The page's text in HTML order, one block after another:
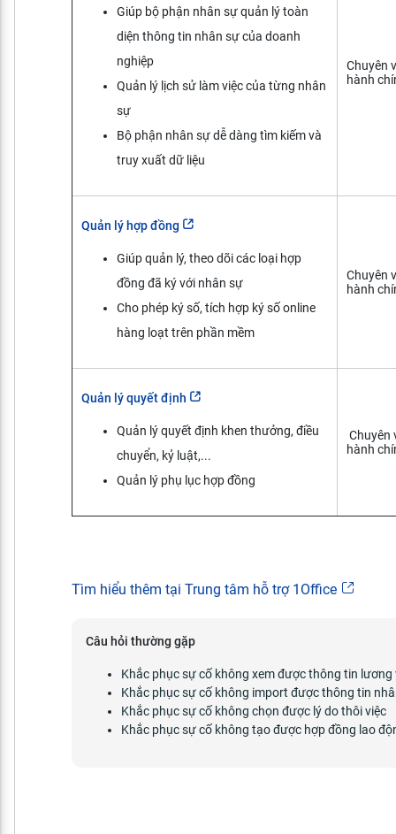
Giúp bộ phận nhân sự quản lý toàn
diện thông tin nhân sự của doanh
nghiệp
Quản lý lịch sử làm việc của từng nhân
sự
Bộ phận nhân sự dễ dàng tìm kiếm và
truy xuất dữ liệu
Chuyên
hành
Quản lý hợp đồng
Giúp quản lý, theo dõi các loại hợp
đồng đã ký với nhân sự
Cho phép ký số, tích hợp ký số online
hàng loạt trên phần mềm
Chuyên
hành
Quản lý quyết định
Quản lý quyết định khen thưởng, điều
chuyển, kỷ luật,...
Quản lý phụ lục hợp đồng
Chuyên
hành
Tìm hiểu thêm tại Trung tâm hỗ trợ 1Office
Câu hỏi thường gặp
Khắc phục sự cố không xem được thông tin lương
Khắc phục sự cố không import được thông tin
Khắc phục sự cố không chọn được lý do thôi việc
Khắc phục sự cố không tạo được hợp đồng lao